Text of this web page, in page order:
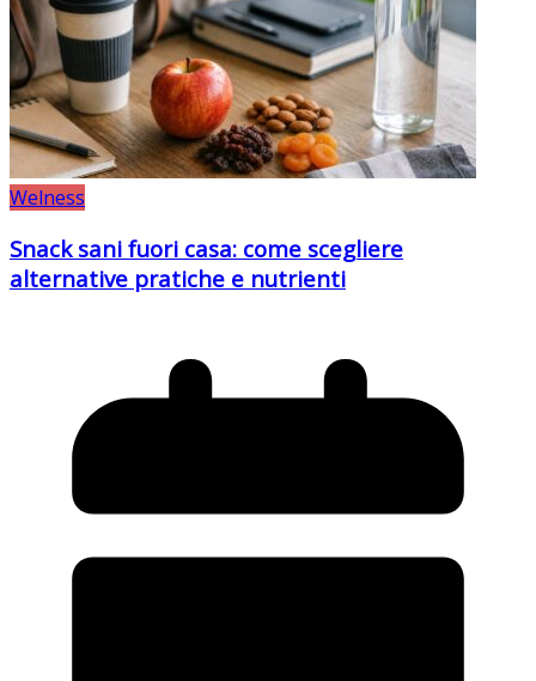
Welness
Snack sani fuori casa: come scegliere
alternative pratiche e nutrienti